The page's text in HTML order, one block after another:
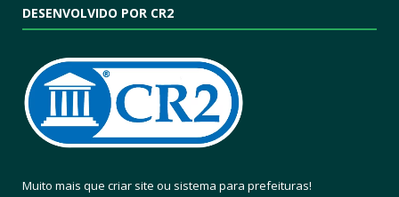
DESENVOLVIDO POR CR2
Muito mais que criar site ou sistema para prefeituras!